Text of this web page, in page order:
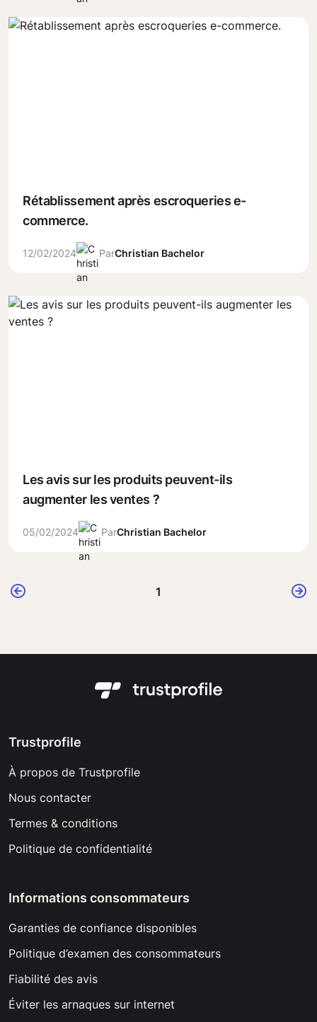
Rétablissement après escroqueries e-
commerce.
12/02/2024 ParChristian Bachelor
Les avis sur les produits peuvent-ils
augmenter les ventes ?
05/02/2024 ParChristian Bachelor
1
Trustprofile
À propos de Trustprofile
Nous contacter
Termes & conditions
Politique de confidentialité
Informations consommateurs
Garanties de confiance disponibles
Politique d’examen des consommateurs
Fiabilité des avis
Éviter les arnaques sur internet